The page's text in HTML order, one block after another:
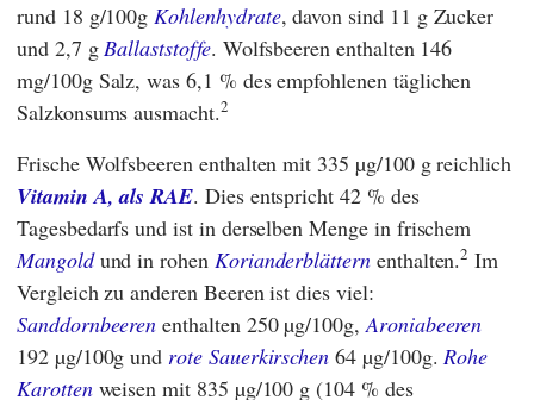
rund 18 g/100gKohlenhydrate, davon sind 11 g Zucker
und 2,7 gBallaststoffe. Wolfsbeeren enthalten 146
mg/100g Salz, was 6,1 % des empfohlenen täglichen
Salzkonsums ausmacht.2
Frische Wolfsbeeren enthalten mit 335 µg/100 g reichlich
Vitamin A, als RAE. Dies entspricht 42 % des
Tagesbedarfs und ist in derselben Menge in frischem
Mangoldund in rohen Korianderblätternenthalten.2 Im
Vergleich zu anderen Beeren ist dies viel:
Sanddornbeeren enthalten 250 µg/100g,Aroniabeeren
192 µg/100g und rote Sauerkirschen 64 µg/100g.Rohe
Karottenweisen mit 835 µg/100 g (104 % des